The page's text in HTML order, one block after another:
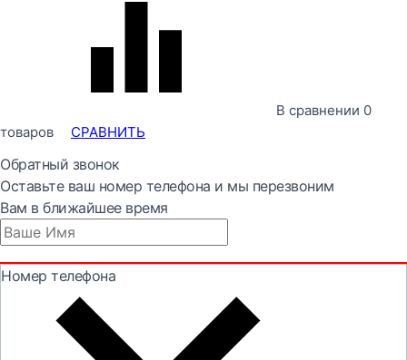
В сравнении 0
товаров
СРАВНИТЬ
Обратный звонок
Оставьте ваш номер телефона и мы перезвоним
Вам в ближайшее время
Номер телефона